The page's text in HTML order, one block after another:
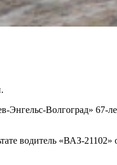
Волгоград» 67-
водитель «ВАЗ-21102»